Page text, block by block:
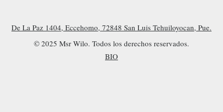
De La Paz 1404, Eccehomo, 72848 San Luis Tehuiloyocan, Pue.
© 2025 Msr Wilo. Todos los derechos reservados.
BIO